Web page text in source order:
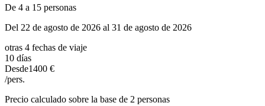
De 4 a 15 personas
Del 22 de agosto de 2026 al 31 de agosto de 2026
otras 4 fechas de viaje
10 días
Desde1400 €
/pers.
Precio calculado sobre la base de 2 personas